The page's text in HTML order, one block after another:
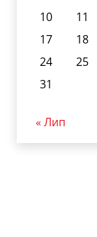
10
11
17
18
24
25
31
« Лип